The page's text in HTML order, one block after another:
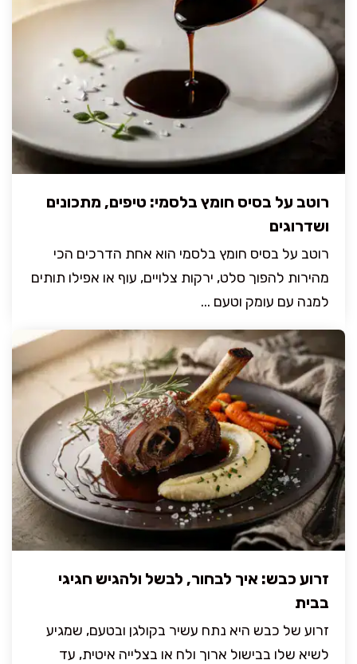
רוטב על בסיס חומץ בלסמי: טיפים, מתכונים
ושדרוגים
רוטב על בסיס חומץ בלסמי הוא אחת הדרכים הכי
מהירות להפוך סלט, ירקות צלויים, עוף או אפילו תותים
למנה עם עומק וטעם ...
זרוע כבש: איך לבחור, לבשל ולהגיש חגיגי
בבית
זרוע של כבש היא נתח עשיר בקולגן ובטעם, שמגיע
לשיא שלו בבישול ארוך ולח או בצלייה איטית, עד